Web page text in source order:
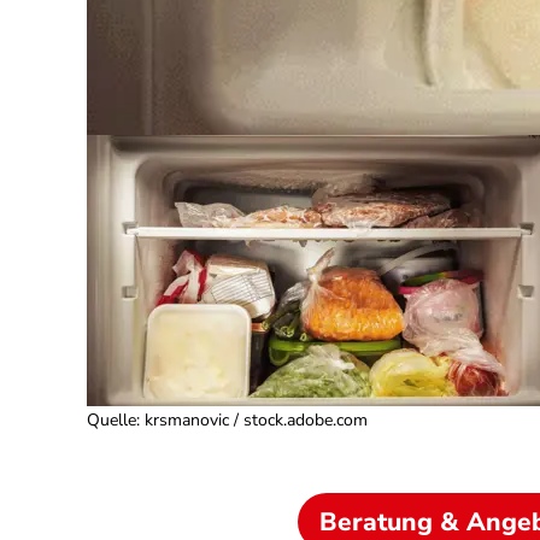
Quelle: krsmanovic / stock.adobe.com
Beratung &